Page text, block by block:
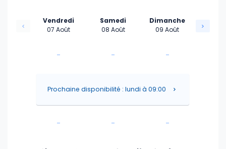
Vendredi
07 Août
-
-
Samedi
08 Août
-
-
Dimanche
09 Août
-
-
Prochaine disponibilité : lundi à 09:00